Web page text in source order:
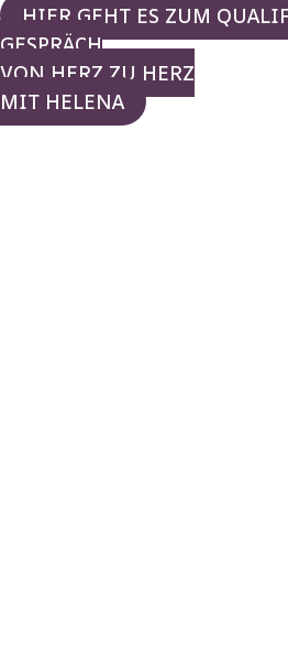
HIER GEHT ES ZUM
GESPRÄCH
VON HERZ ZU HERZ
MIT HELENA